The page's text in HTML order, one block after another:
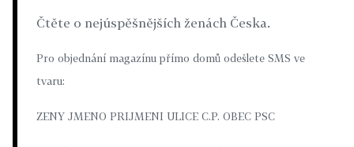
Čtěte o nejúspěšnějších ženách Česka.
Pro objednání magazínu přímo domů odešlete SMS ve
tvaru:
ZENY JMENO PRIJMENI ULICE C.P. OBEC PSC